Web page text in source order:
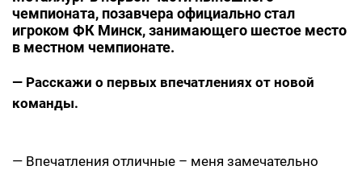
чемпионата, позавчера официально стал
игроком ФК Минск, занимающего шестое место
в местном чемпионате.
— Расскажи о первых впечатлениях от новой
команды.
— Впечатления отличные – меня замечательно